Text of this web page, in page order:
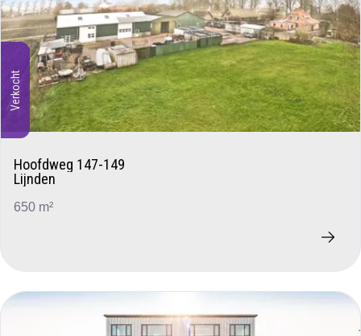
Verkocht
Hoofdweg 147-149
Lijnden
650 m²